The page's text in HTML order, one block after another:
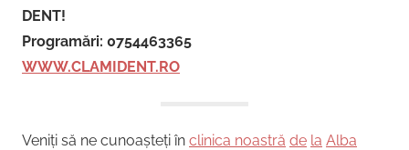
DENT!
Programări: 0754463365
WWW.CLAMIDENT.RO
Veniți să ne cunoașteți în clinica noastră de la Alba